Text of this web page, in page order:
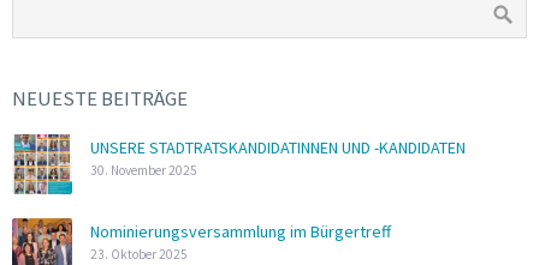
NEUESTE BEITRÄGE
UNSERE STADTRATSKANDIDATINNEN UND -KANDIDATEN
30. November 2025
Nominierungsversammlung im Bürgertreff
23. Oktober 2025